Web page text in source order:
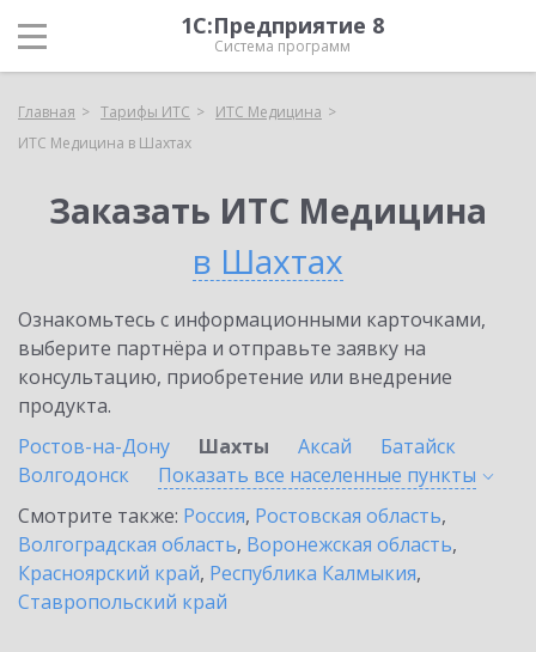
1С:Предприятие 8
Система программ
Главная Тарифы ИТС
ИТС Медицина
ИТС Медицина в Шахтах
Заказать ИТС Медицина
в Шахтах
Ознакомьтесь с информационными карточками,
выберите партнёра и отправьте заявку на
консультацию, приобретение или внедрение
продукта.
Ростов-на-Дону
Шахты Аксай
Батайск
Волгодонск
Показать все населенные пункты
Смотрите также: Россия, Ростовская область,
Волгоградская область, Воронежская область,
Красноярский край, Республика Калмыкия,
Ставропольский край